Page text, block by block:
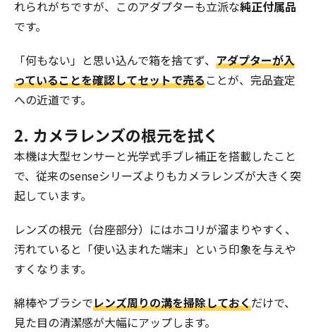
れられがちですが、このアダプターも立派な純正付属品
です。
「何もない」と思い込んで箱を捨てず、 アダプターが入
っていることを確認してセットで売ることが、完品査定
への近道です。
2. カメラレンズの根元を拭く
本機は大型センサーと光学式手ブレ補正を搭載したこと
で、従来のsenseシリーズよりもカメラレンズが大きく突
起しています。
レンズの根元（台座部分）にはホコリが溜まりやすく、
汚れていると「使い込まれた端末」という印象を与えや
すくなります。
綿棒やブラシでレンズ周りの溝を掃除しておくだけで、
見た目の清潔感が大幅にアップします。